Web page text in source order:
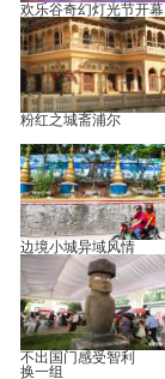
欢乐谷奇幻灯光节开幕
粉红之城斋浦尔
边境小城异域风情
不出国门感受智利
换一组